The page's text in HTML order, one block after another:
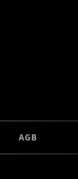
AGB